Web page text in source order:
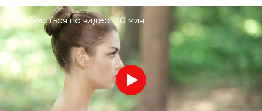
Заниматься по видео ·10 мин